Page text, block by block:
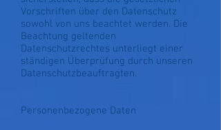
Vorschriften über den Datenschutz
sowohl von uns beachtet werden. Die
Beachtung geltenden
Datenschutzrechtes unterliegt einer
ständigen Überprüfung durch unseren
Datenschutzbeauftragten.
Personenbezogene Daten